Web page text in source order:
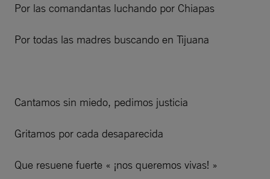
Por las comandantas luchando por Chiapas
Por todas las madres buscando en Tijuana
Cantamos sin miedo, pedimos justicia
Gritamos por cada desaparecida
Que resuene fuerte « ¡nos queremos vivas! »